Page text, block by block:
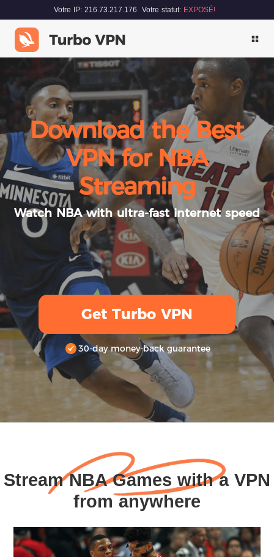
Votre IP: 216.73.217.176 Votre statut: EXPOSÉ!
Download the Best
VPN for NBA
Streaming
Watch NBA with ultra-fast internet speed
Get Turbo VPN
30-day money-back guarantee
Stream NBA Games with a VPN
from anywhere